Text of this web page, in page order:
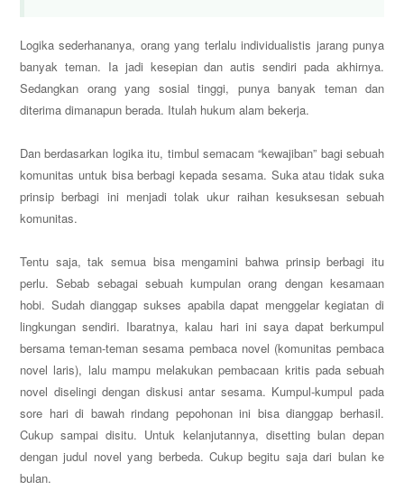
Logika sederhananya, orang yang terlalu individualistis jarang punya
banyak teman. Ia jadi kesepian dan autis sendiri pada akhirnya.
Sedangkan orang yang sosial tinggi, punya banyak teman dan
diterima dimanapun berada. Itulah hukum alam bekerja.
Dan berdasarkan logika itu, timbul semacam “kewajiban” bagi sebuah
komunitas untuk bisa berbagi kepada sesama. Suka atau tidak suka
prinsip berbagi ini menjadi tolak ukur raihan kesuksesan sebuah
komunitas.
Tentu saja, tak semua bisa mengamini bahwa prinsip berbagi itu
perlu. Sebab sebagai sebuah kumpulan orang dengan kesamaan
hobi. Sudah dianggap sukses apabila dapat menggelar kegiatan di
lingkungan sendiri. Ibaratnya, kalau hari ini saya dapat berkumpul
bersama teman-teman sesama pembaca novel (komunitas pembaca
novel laris), lalu mampu melakukan pembacaan kritis pada sebuah
novel diselingi dengan diskusi antar sesama. Kumpul-kumpul pada
sore hari di bawah rindang pepohonan ini bisa dianggap berhasil.
Cukup sampai disitu. Untuk kelanjutannya, disetting bulan depan
dengan judul novel yang berbeda. Cukup begitu saja dari bulan ke
bulan.